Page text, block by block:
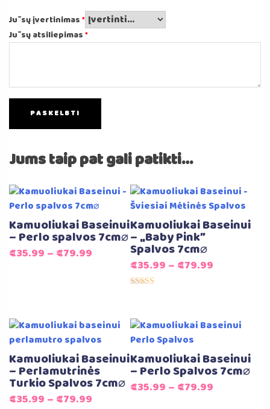
Jūsų įvertinimas*
Jūsų atsiliepimas*
Jums taip pat gali patikti…
Kamuoliukai Baseinui
– Perlo spalvos 7cm⌀
€35.99 – €79.99
Kamuoliukai Baseinui
– „Baby Pink”
Spalvos 7cm⌀
€35.99 – €79.99
Kamuoliukai Baseinui
– Perlamutrinės
Turkio Spalvos 7cm⌀
€35.99 – €79.99
Kamuoliukai Baseinui
– Perlo Spalvos 7cm⌀
€35.99 – €79.99